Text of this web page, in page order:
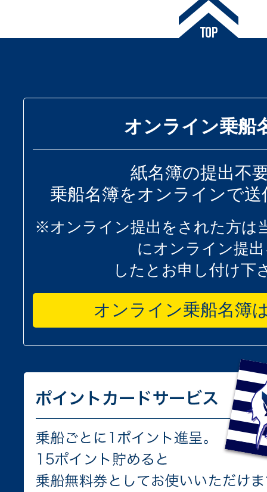
オンライン乗船
紙名簿の提出不
乗船名簿をオンラインで
※オンライン提出をされた方は
にオンライン提
したとお申し付け下
オンライン乗船名簿